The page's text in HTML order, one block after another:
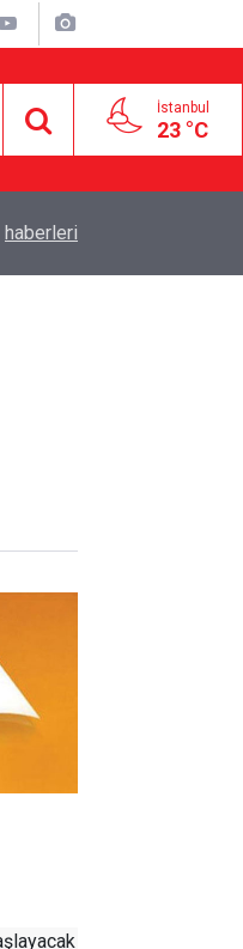
İstanbul
23 °C
haberleri